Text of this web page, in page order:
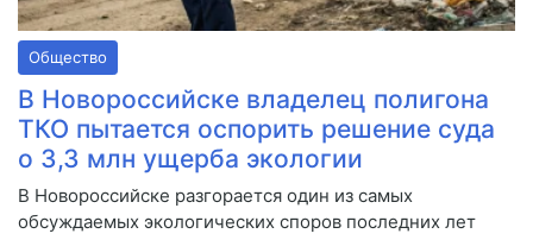
Общество
В Новороссийске владелец полигона
ТКО пытается оспорить решение суда
о 3,3 млн ущерба экологии
В Новороссийске разгорается один из самых
обсуждаемых экологических споров последних лет